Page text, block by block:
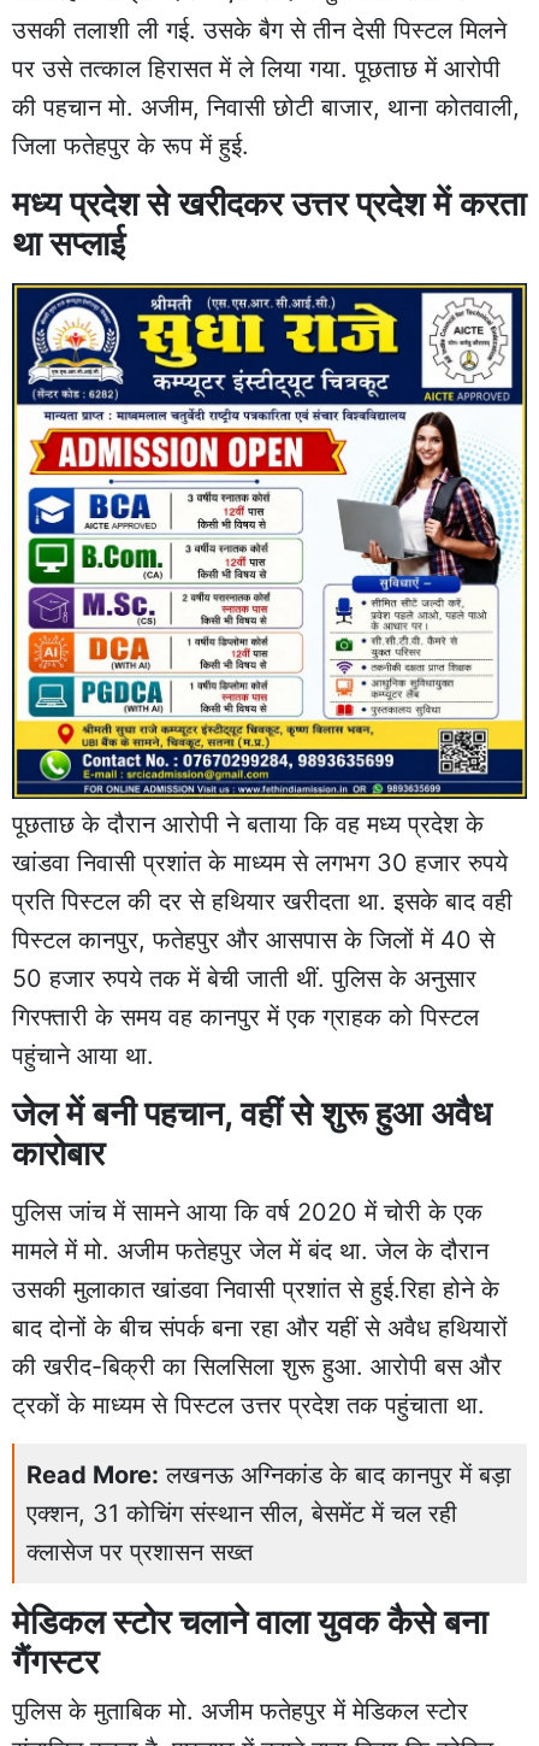
उसकी तलाशी ली गई. उसके बैग से तीन देसी पिस्टल मिलने
पर उसे तत्काल हिरासत में ले लिया गया. पूछताछ में आरोपी
की पहचान मो. अजीम, निवासी छोटी बाजार, थाना कोतवाली,
जिला फतेहपुर के रूप में हुई.
मध्य प्रदेश से खरीदकर उत्तर प्रदेश में करता
था सप्लाई
पूछताछ के दौरान आरोपी ने बताया कि वह मध्य प्रदेश के
खांडवा निवासी प्रशांत के माध्यम से लगभग 30 हजार रुपये
प्रति पिस्टल की दर से हथियार खरीदता था. इसके बाद वही
पिस्टल कानपुर, फतेहपुर और आसपास के जिलों में 40 से
50 हजार रुपये तक में बेची जाती थीं. पुलिस के अनुसार
गिरफ्तारी के समय वह कानपुर में एक ग्राहक को पिस्टल
पहुंचाने आया था.
जेल में बनी पहचान, वहीं से शुरू हुआ अवैध
कारोबार
पुलिस जांच में सामने आया कि वर्ष 2020 में चोरी के एक
मामले में मो. अजीम फतेहपुर जेल में बंद था. जेल के दौरान
उसकी मुलाकात खांडवा निवासी प्रशांत से हुई.रिहा होने के
बाद दोनों के बीच संपर्क बना रहा और यहीं से अवैध हथियारों
की खरीद-बिक्री का सिलसिला शुरू हुआ. आरोपी बस और
ट्रकों के माध्यम से पिस्टल उत्तर प्रदेश तक पहुंचाता था.
Read More: लखनऊ अग्निकांड के बाद कानपुर में बड़ा
एक्शन, 31 कोचिंग संस्थान सील, बेसमेंट में चल रही
क्लासेज पर प्रशासन सख्त
मेडिकल स्टोर चलाने वाला युवक कैसे बना
गैंगस्टर
पुलिस के मुताबिक मो. अजीम फतेहपुर में मेडिकल स्टोर